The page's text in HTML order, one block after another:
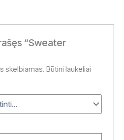
“Sweater
skelbiamas. Būtini laukeliai